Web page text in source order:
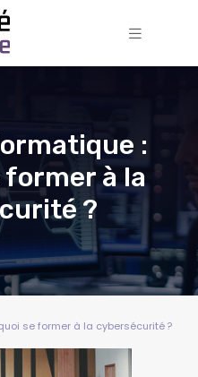
:
à la
?
se former à la cybersécurité ?